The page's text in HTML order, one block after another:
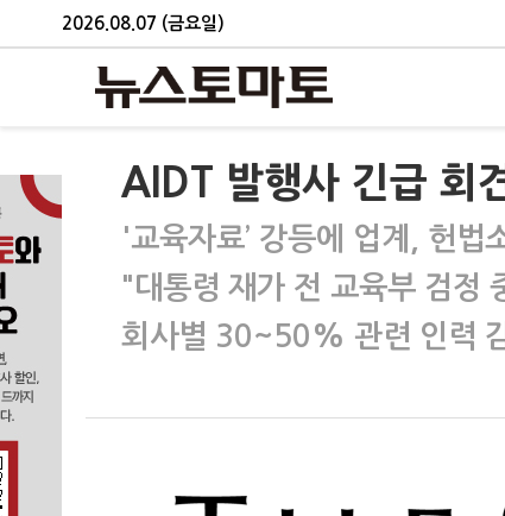
2026.08.07 (금요일)
AIDT 발행사 긴급 회
'교육자료’ 강등에 업계, 헌법
"대통령 재가 전 교육부 검정
회사별 30~50% 관련 인력